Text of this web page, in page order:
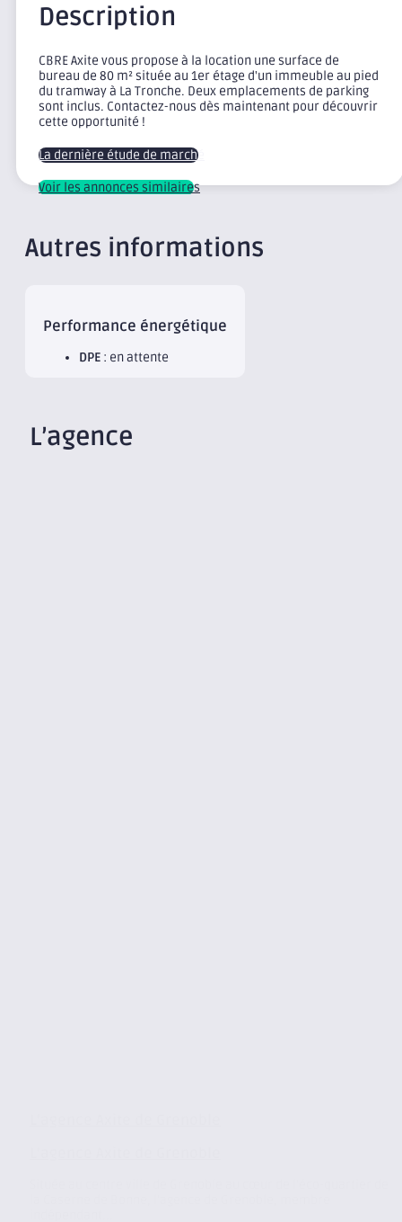
Description
CBRE Axite vous propose à la location une surface de
bureau de 80 m² située au 1er étage d'un immeuble au pied
du tramway à La Tronche. Deux emplacements de parking
sont inclus. Contactez-nous dès maintenant pour découvrir
cette opportunité !
La dernière étude de marché
Voir les annonces similaires
Autres informations
Performance énergétique
DPE : en attente
L’agence